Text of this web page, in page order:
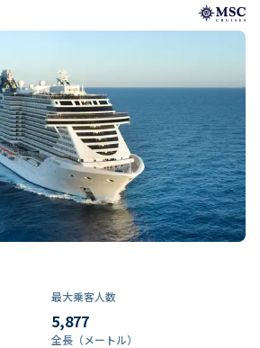
最大乗客人数
5,877
全長（メートル）